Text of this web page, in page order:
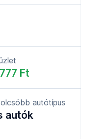
Ft
autótípus
autók